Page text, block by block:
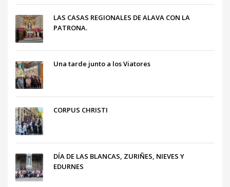
LAS CASAS REGIONALES DE ALAVA CON LA
PATRONA.
Una tarde junto a los Viatores
CORPUS CHRISTI
DÍA DE LAS BLANCAS, ZURIÑES, NIEVES Y
EDURNES